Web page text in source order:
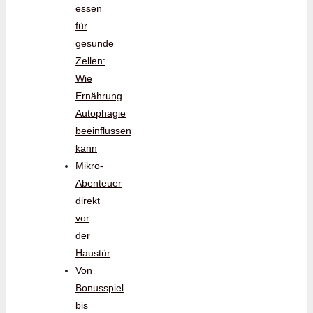
essen
für
gesunde
Zellen:
Wie
Ernährung
Autophagie
beeinflussen
kann
Mikro-
Abenteuer
direkt
vor
der
Haustür
Von
Bonusspiel
bis